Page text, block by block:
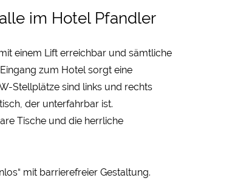
im Hotel Pfandler
einem Lift erreichbar und sämtliche
zum Hotel sorgt eine
Stellplätze sind links und rechts
der unterfahrbar ist.
Tische und die herrliche
mit barrierefreier Gestaltung.